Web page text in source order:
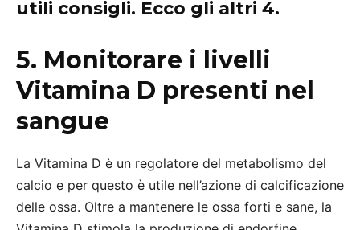
utili consigli. Ecco gli altri 4.
5. Monitorare i livelli
Vitamina D presenti nel
sangue
La Vitamina D è un regolatore del metabolismo del
calcio e per questo è utile nell’azione di calcificazione
delle ossa. Oltre a mantenere le ossa forti e sane, la